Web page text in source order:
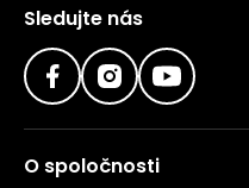
Sledujte nás
O spoločnosti